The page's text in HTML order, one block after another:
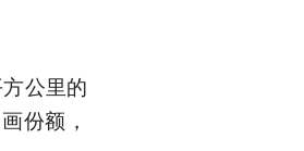
公里的
份额，